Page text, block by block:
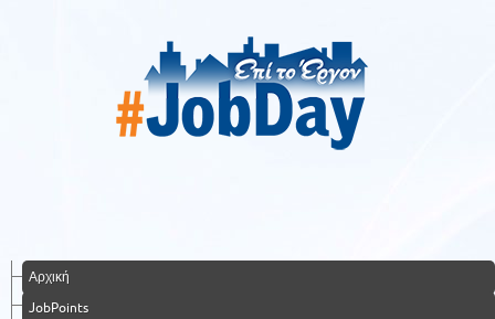
Αρχική
JobPoints